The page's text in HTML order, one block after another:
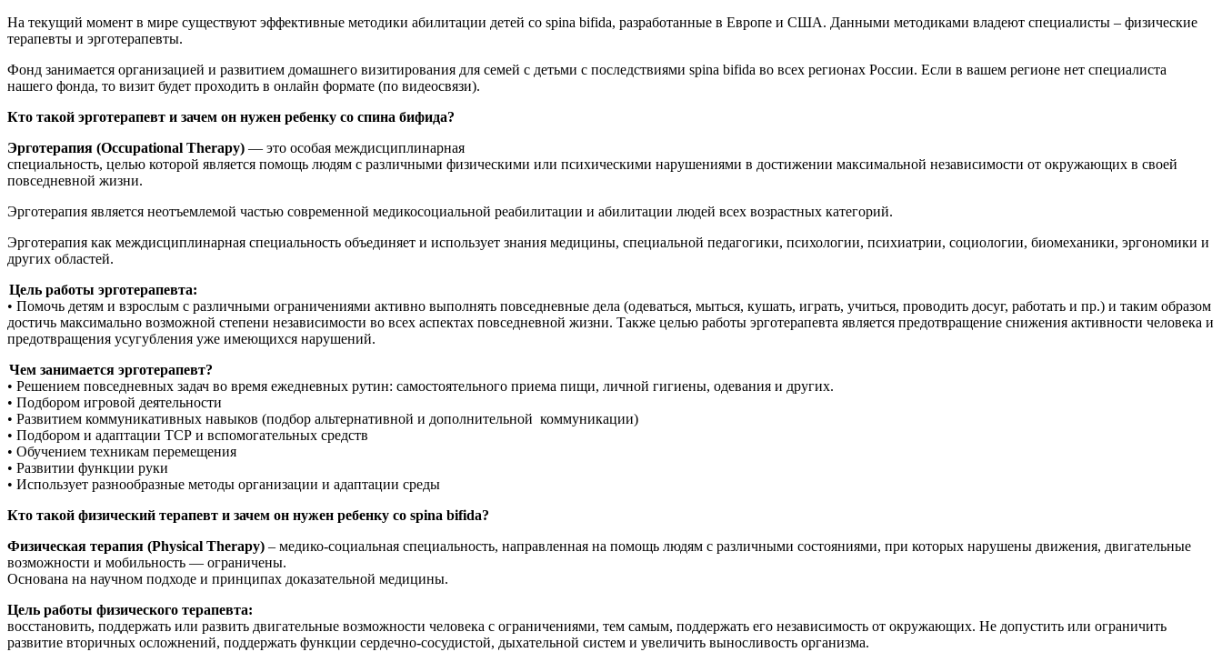
На текущий момент в мире существуют эффективные методики абилитации детей со spina bifida, разработанные в Европе и США. Данными методиками владеют специалисты – физические
терапевты и эрготерапевты.
Фонд занимается организацией и развитием домашнего визитирования для семей с детьми с последствиями spina bifida во всех регионах России. Если в вашем регионе нет специалиста
нашего фонда, то визит будет проходить в онлайн формате (по видеосвязи).
Кто такой эрготерапевт и зачем он нужен ребенку со спина бифида?
Эрготерапия (Occupational Therapy) — это особая междисциплинарная
специальность, целью которой является помощь людям с различными физическими или психическими нарушениями в достижении максимальной независимости от окружающих в своей
повседневной жизни.
Эрготерапия является неотъемлемой частью современной медикосоциальной реабилитации и абилитации людей всех возрастных категорий.
Эрготерапия как междисциплинарная специальность объединяет и использует знания медицины, специальной педагогики, психологии, психиатрии, социологии, биомеханики, эргономики и
других областей.
Цель работы эрготерапевта:
• Помочь детям и взрослым с различными ограничениями активно выполнять повседневные дела (одеваться, мыться, кушать, играть, учиться, проводить досуг, работать и пр.) и таким образом
достичь максимально возможной степени независимости во всех аспектах повседневной жизни. Также целью работы эрготерапевта является предотвращение снижения активности человека и
предотвращения усугубления уже имеющихся нарушений.
Чем занимается эрготерапевт?
• Решением повседневных задач во время ежедневных рутин: самостоятельного приема пищи, личной гигиены, одевания и других.
• Подбором игровой деятельности
• Развитием коммуникативных навыков (подбор альтернативной и дополнительной коммуникации)
• Подбором и адаптации ТСР и вспомогательных средств
• Обучением техникам перемещения
• Развитии функции руки
• Использует разнообразные методы организации и адаптации среды
Кто такой физический терапевт и зачем он нужен ребенку со spina bifida?
Физическая терапия (Physical Therapy) – медико-социальная специальность, направленная на помощь людям с различными состояниями, при которых нарушены движения, двигательные
возможности и мобильность — ограничены.
Основана на научном подходе и принципах доказательной медицины.
Цель работы физического терапевта:
восстановить, поддержать или развить двигательные возможности человека с ограничениями, тем самым, поддержать его независимость от окружающих. Не допустить или ограничить
развитие вторичных осложнений, поддержать функции сердечно-сосудистой, дыхательной систем и увеличить выносливость организма.